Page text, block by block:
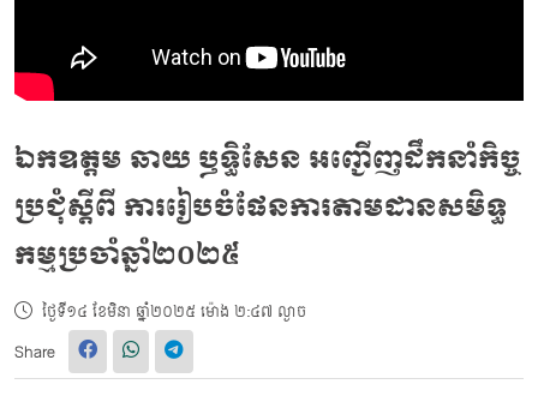
ឯកឧត្តម ឆាយ ឫទ្ធិសែន អញ្ជើញដឹកនាំកិច្ច
ប្រជុំស្តីពី ការរៀបចំផែនការតាមដានសមិទ្ធ
កម្មប្រចាំឆ្នាំ២០២៥
ថ្ងៃទី១៤ ខែមិនា ឆ្នាំ២០២៥ ម៉ោង ២:៤៧ ល្ងាច
Share